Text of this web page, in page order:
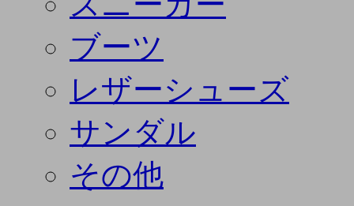
ブーツ
レザーシューズ
サンダル
その他